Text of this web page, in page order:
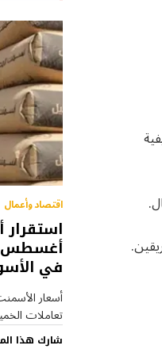
اقتصاد وأعمال
في
أسعار
تعاملات الخميس 6
شارك هذا